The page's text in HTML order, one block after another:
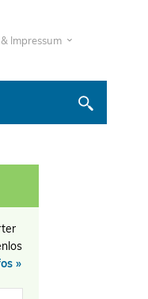
Impressum
»